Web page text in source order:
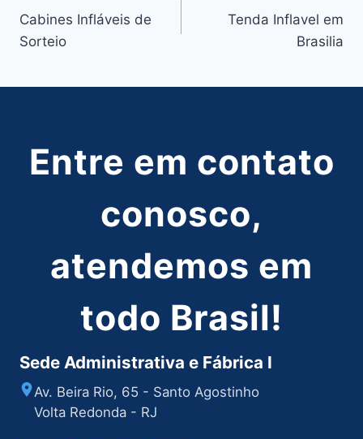
de
Cabines Infláveis de
Sorteio
Tenda Inflavel em
Brasilia
Entre em contato
conosco,
atendemos em
todo Brasil!
Sede Administrativa e Fábrica I
Av. Beira Rio, 65 - Santo Agostinho
Volta Redonda - RJ